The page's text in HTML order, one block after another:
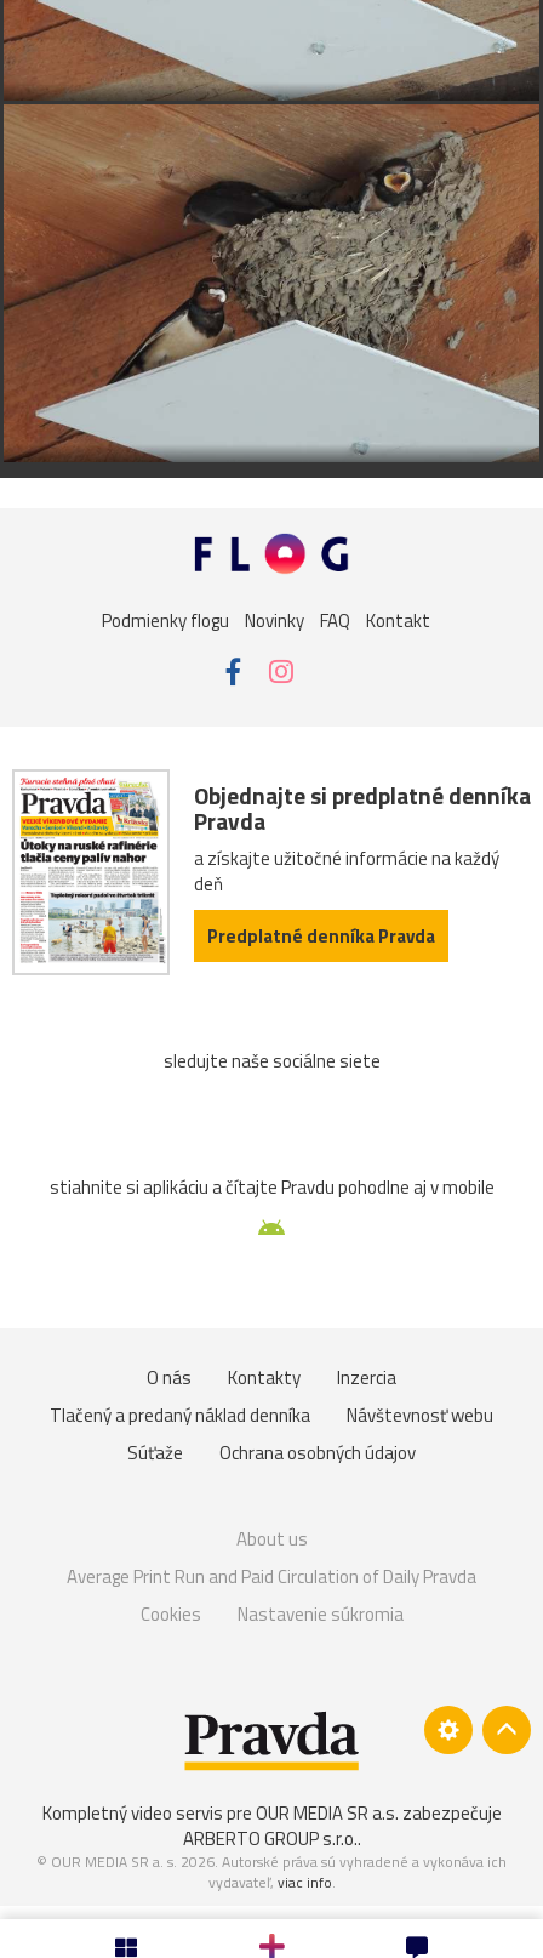
Podmienky flogu Novinky FAQ Kontakt
Objednajte si predplatné denníka
Pravda
a získajte užitočné informácie na každý
deň
Predplatné denníka Pravda
sledujte naše sociálne siete
stiahnite si aplikáciu a čítajte Pravdu pohodlne aj v mobile
O nás Kontakty
Inzercia
Tlačený a predaný náklad denníka
Návštevnosť webu
Súťaže
Ochrana osobných údajov
About us
Average Print Run and Paid Circulation of Daily Pravda
Cookies
Nastavenie súkromia
Kompletný video servis pre OUR MEDIA SR a.s. zabezpečuje
ARBERTO GROUP s.r.o..
© OUR MEDIA SR a. s. 2026. Autorské práva sú vyhradené a vykonáva ich
vydavateľ, viac info.